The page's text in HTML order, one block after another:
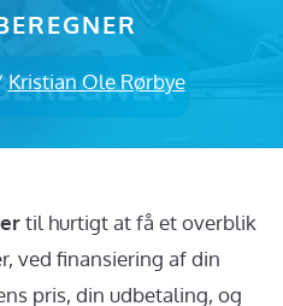
Kristian Ole Rørbye
til hurtigt at få et overblik
ved finansiering af din
pris, din udbetaling, og